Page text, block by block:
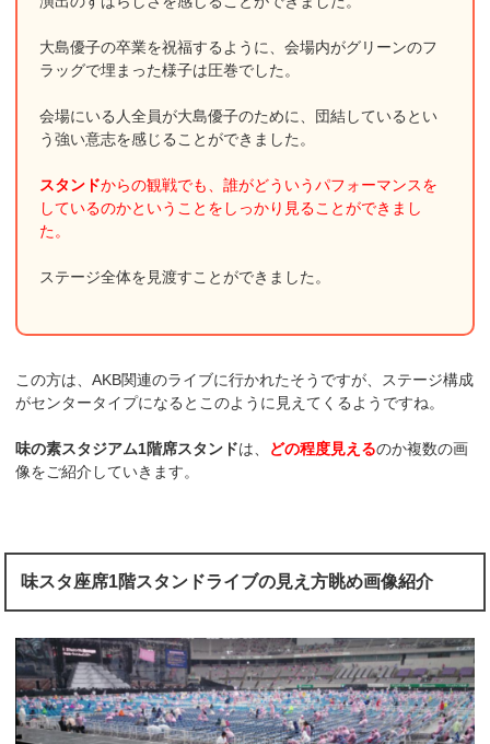
大島優子の卒業を祝福するように、会場内がグリーンのフ
ラッグで埋まった様子は圧巻でした。
会場にいる人全員が大島優子のために、団結しているとい
う強い意志を感じることができました。
スタンドからの観戦でも、誰がどういうパフォーマンスを
しているのかということをしっかり見ることができまし
た。
ステージ全体を見渡すことができました。
この方は、AKB関連のライブに行かれたそうですが、ステージ構成
がセンタータイプになるとこのように見えてくるようですね。
味の素スタジアム1階席スタンドは、 どの程度見えるのか複数の画
像をご紹介していきます。
味スタ座席1階スタンドライブの見え方眺め画像紹介